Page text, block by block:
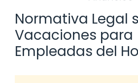
Normativa Legal
Vacaciones para
Empleadas del